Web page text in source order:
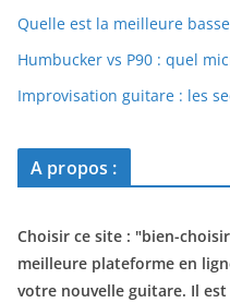
Quelle est la meilleure
Humbucker vs P90 : quel
Improvisation guitare : les
A propos :
Choisir ce site : "bien-
meilleure plateforme en
votre nouvelle guitare. Il